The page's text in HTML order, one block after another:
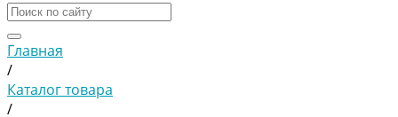
Главная
/
Каталог товара
/